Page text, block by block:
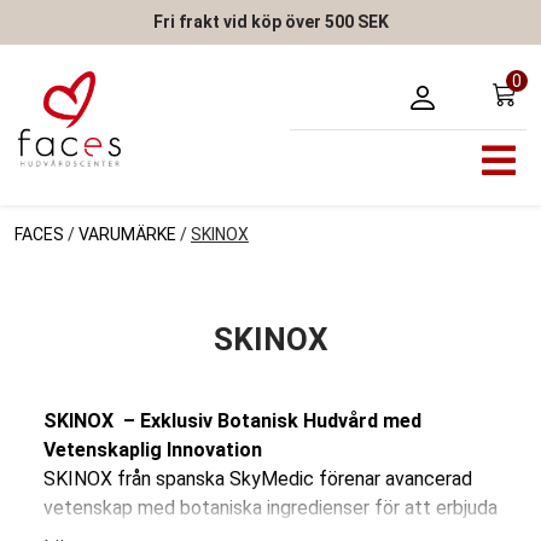
Fri frakt vid köp över 500 SEK
0
FACES /VARUMÄRKE /SKINOX
SKINOX
SKINOX – Exklusiv Botanisk Hudvård med
Vetenskaplig Innovation
SKINOX från spanska SkyMedic förenar avancerad
vetenskap med botaniska ingredienser för att erbjuda